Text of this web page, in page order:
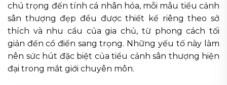
chú trọng đến tính cá nhân hóa, mỗi mẫu tiểu cảnh
sân thượng đẹp đều được thiết kế riêng theo sở
thích và nhu cầu của gia chủ, từ phong cách tối
giản đến cổ điển sang trọng. Những yếu tố này làm
nên sức hút đặc biệt của tiểu cảnh sân thượng hiện
đại trong mắt giới chuyên môn.